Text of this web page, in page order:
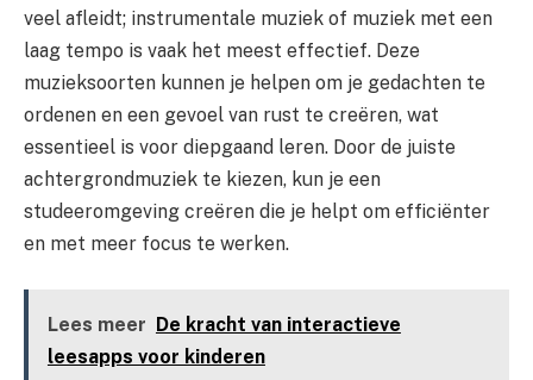
veel afleidt; instrumentale muziek of muziek met een
laag tempo is vaak het meest effectief. Deze
muzieksoorten kunnen je helpen om je gedachten te
ordenen en een gevoel van rust te creëren, wat
essentieel is voor diepgaand leren. Door de juiste
achtergrondmuziek te kiezen, kun je een
studeeromgeving creëren die je helpt om efficiënter
en met meer focus te werken.
Lees meer De kracht van interactieve
leesapps voor kinderen